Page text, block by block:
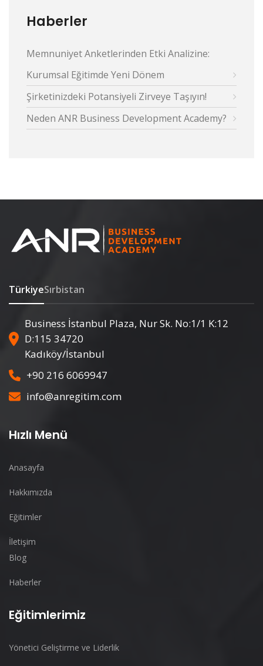
Haberler
Memnuniyet Anketlerinden Etki Analizine:
Kurumsal Eğitimde Yeni Dönem
Şirketinizdeki Potansiyeli Zirveye Taşıyın!
Neden ANR Business Development Academy?
TürkiyeSırbistan
Business İstanbul Plaza, Nur Sk. No:1/1 K:12
D:115 34720
Kadıköy/İstanbul
+90 216 6069947
info@anregitim.com
Hızlı Menü
Anasayfa
Hakkımızda
Eğitimler
İletişim
Blog
Haberler
Eğitimlerimiz
Yönetici Geliştirme ve Liderlik